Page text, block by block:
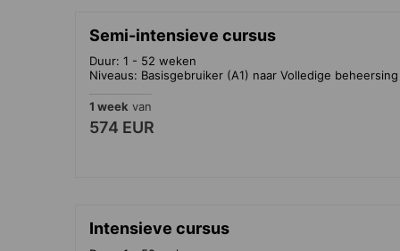
Semi-intensieve cursus
Duur: 1 - 52 weken
Niveaus: Basisgebruiker (A1) naar Volledige beheersing
1 week van
574 EUR
Intensieve cursus